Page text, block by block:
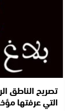
تصريح الناطق
التي عرفتها